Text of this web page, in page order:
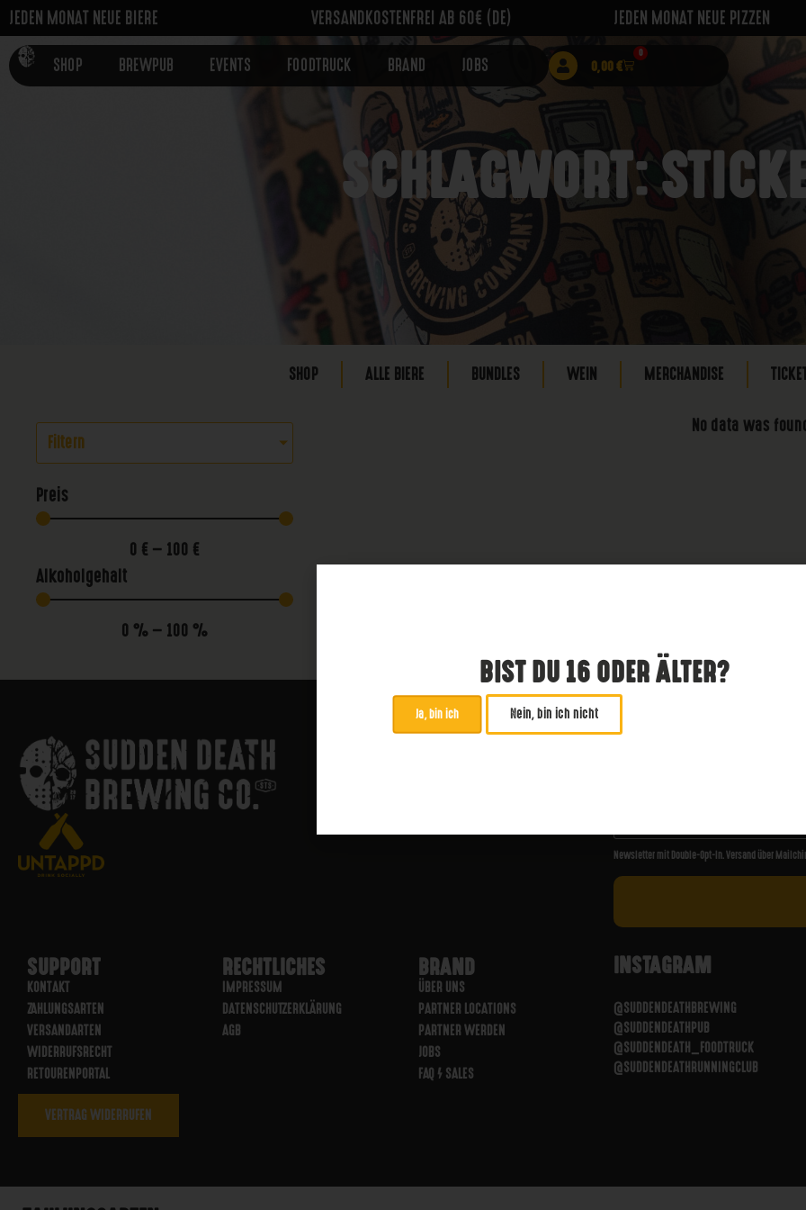
JEDEN MONAT NEUE BIERE VERSANDKOSTENFREI AB 60€ (DE) JEDEN MONAT NEUE PIZZEN
SHOP BREWPUB EVENTS FOODTRUCK BRAND JOBS 0,00€
0
SCHLAGWORT:
SHOP ALLE BIERE BUNDLES WEIN MERCHANDISE
Filtern
Preis
0 € — 100 €
Alkoholgehalt
0 % — 100 %
No data was found
ABONNIERE UNSEREN
Newsletter mit Double-Opt-In. Versand über
SUPPORT
KONTAKT
ZAHLUNGSARTEN
VERSANDARTEN
WIDERRUFSRECHT
RETOURENPORTAL
RECHTLICHES
IMPRESSUM
DATENSCHUTZERKLÄRUNG
AGB
BRAND
ÜBER UNS
PARTNER LOCATIONS
PARTNER WERDEN
JOBS
FAQ / SALES
INSTAGRAM
@SUDDENDEATHBREWING
@SUDDENDEATHPUB
@SUDDENDEATH_FOODTRUCK
@SUDDENDEATHRUNNINGCLUB
VERTRAG WIDERRUFEN
BIST DU 16 ODER ÄLTER?
Ja, bin ich Nein, bin ich nicht